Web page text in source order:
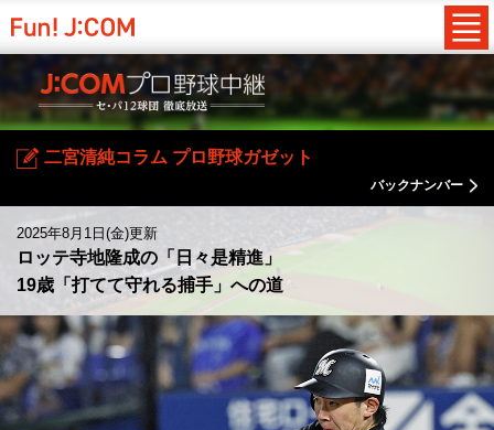
二宮清純コラム プロ野球ガゼット
バックナンバー
2025年8月1日(金)更新
ロッテ寺地隆成の「日々是精進」
19歳「打てて守れる捕手」への道